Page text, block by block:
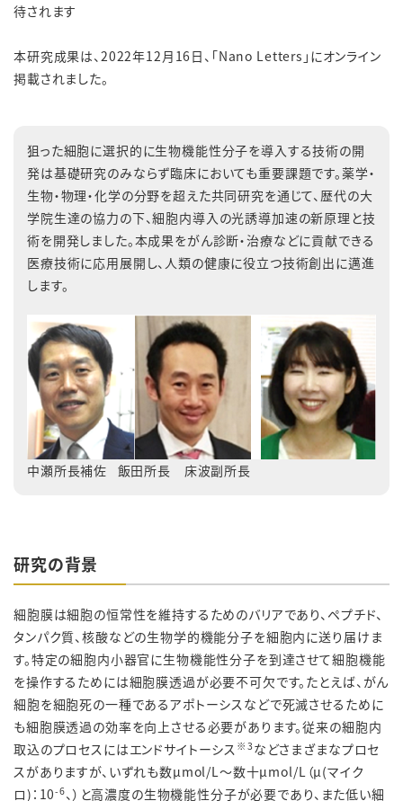
待されます
本研究成果は、2022年12月16日、「Nano Letters」にオンライン
掲載されました。
狙った細胞に選択的に生物機能性分子を導入する技術の開
発は基礎研究のみならず臨床においても重要課題です。薬学・
生物・物理・化学の分野を超えた共同研究を通じて、歴代の大
学院生達の協力の下、細胞内導入の光誘導加速の新原理と技
術を開発しました。本成果をがん診断・治療などに貢献できる
医療技術に応用展開し、人類の健康に役立つ技術創出に邁進
します。
中瀬所長補佐 飯田所長 床波副所長
研究の背景
細胞膜は細胞の恒常性を維持するためのバリアであり、ペプチド、
タンパク質、核酸などの生物学的機能分子を細胞内に送り届けま
す。特定の細胞内小器官に生物機能性分子を到達させて細胞機能
を操作するためには細胞膜透過が必要不可欠です。たとえば、がん
細胞を細胞死の一種であるアポトーシスなどで死滅させるために
も細胞膜透過の効率を向上させる必要があります。従来の細胞内
取込のプロセスにはエンドサイトーシス ※3などさまざまなプロセ
スがありますが、いずれも数μmol/L～数十μmol/L（μ(マイク
ロ)：10-6、）と高濃度の生物機能性分子が必要であり、また低い細